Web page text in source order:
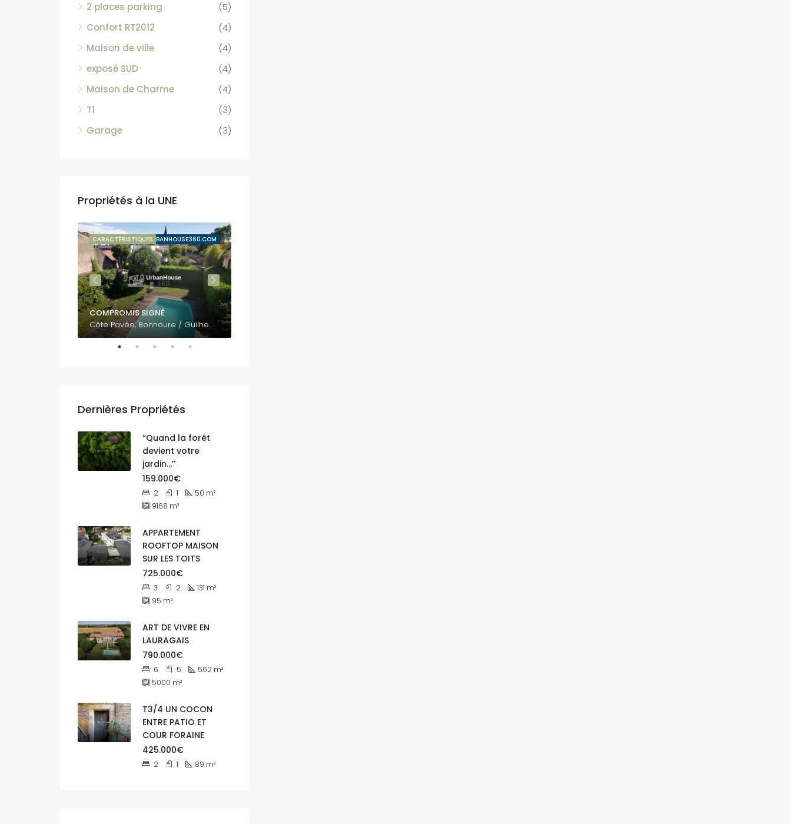
2 places parking
(5)
Confort RT2012
(4)
Maison de ville
(4)
exposé SUD
(4)
Maison de Charme
(4)
T1
(3)
Garage
(3)
Propriétés à la UNE
BY URBANHOUSE360.COM
CARACTÉRISTIQUES
COMPROMIS SIGNÉ
Côte Pavée, Bonhoure / Guilheméry / Château de l'Hers / Limayrac / Côte Pavée, Toulouse, Haute-Garonne, Occitanie, France métropolitaine, 31400, France
Dernières Propriétés
“Quand la forêt
devient votre
jardin…”
159.000€
2 1 50 m²
9168 m²
APPARTEMENT
ROOFTOP MAISON
SUR LES TOITS
725.000€
3 2 131 m²
95 m²
ART DE VIVRE EN
LAURAGAIS
790.000€
6 5 562 m²
5000 m²
T3/4 UN COCON
ENTRE PATIO ET
COUR FORAINE
425.000€
2 1 89 m²